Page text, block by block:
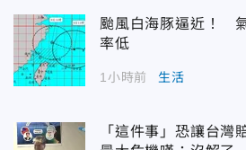
颱風白海豚逼近！
率低
1小時前 生活
「這件事」恐讓台灣